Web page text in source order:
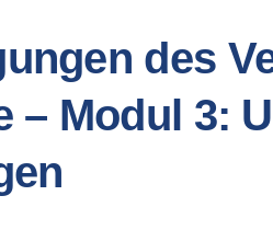
des
– Modul 3: